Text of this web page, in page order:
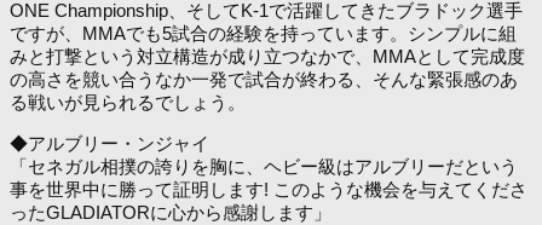
ONE Championship、そしてK-1で活躍してきたブラドック選手
ですが、MMAでも5試合の経験を持っています。シンプルに組
みと打撃という対立構造が成り立つなかで、MMAとして完成度
の高さを競い合うなか一発で試合が終わる、そんな緊張感のあ
る戦いが見られるでしょう。
◆アルブリー・ンジャイ
「セネガル相撲の誇りを胸に、ヘビー級はアルブリーだという
事を世界中に勝って証明します! このような機会を与えてくださ
ったGLADIATORに心から感謝します」